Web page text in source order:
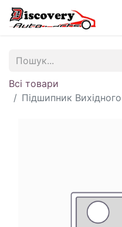
Всі товари
Підшипник